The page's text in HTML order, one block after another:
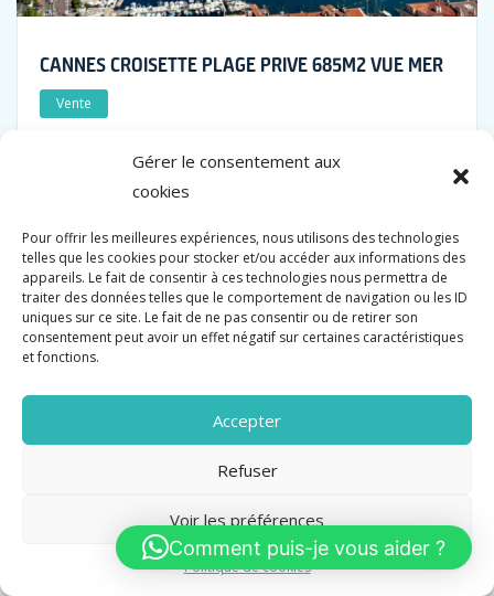
Gérer le consentement aux
cookies
Pour offrir les meilleures expériences, nous utilisons des technologies
telles que les cookies pour stocker et/ou accéder aux informations des
appareils. Le fait de consentir à ces technologies nous permettra de
traiter des données telles que le comportement de navigation ou les ID
uniques sur ce site. Le fait de ne pas consentir ou de retirer son
consentement peut avoir un effet négatif sur certaines caractéristiques
et fonctions.
Accepter
Refuser
Voir les préférences
Politique de cookies
CANNES CROISETTE PLAGE PRIVE 685M2 VUE MER
Vente
1 680 000 €
CANNES CROISETTE PLAGE PRIVE 500M2 VUE MER
Comment puis-je vous aider ?